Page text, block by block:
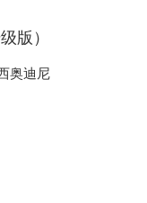
版）
奥迪尼